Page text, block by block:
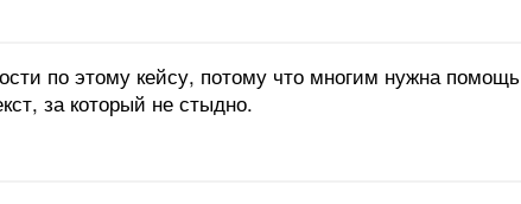
по этому кейсу, потому что многим нужна помощь
за который не стыдно.